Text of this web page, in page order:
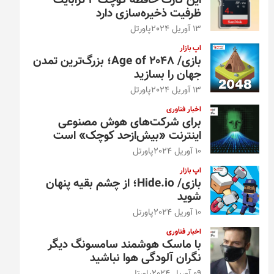
ظرفیت ذخیره‌سازی دارد
13 آوریل 2024 پاورتل
اپ بازار
بازی/ Age of 2048؛ بزرگ‌ترین تمدن
جهان را بسازید
13 آوریل 2024 پاورتل
اخبار فناوری
برای شرکت‌های هوش مصنوعی
اینترنت «بیش‌از‌حد کوچک» است
10 آوریل 2024 پاورتل
اپ بازار
بازی/ Hide.io؛ از چشم بقیه پنهان
شوید
10 آوریل 2024 پاورتل
اخبار فناوری
با ماسک هوشمند سامسونگ دیگر
نگران آلودگی هوا نباشید